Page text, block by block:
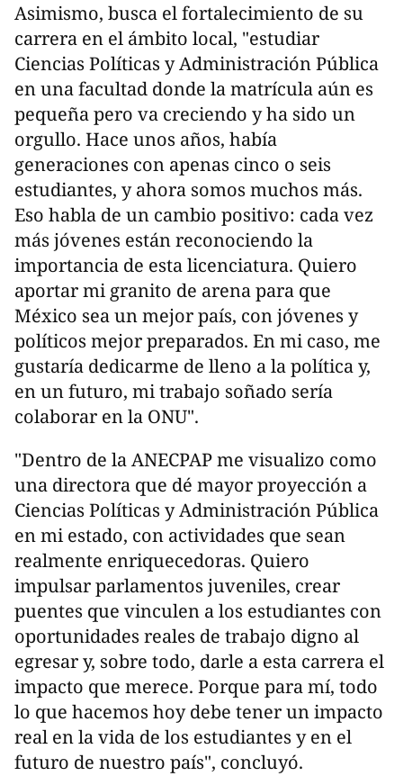
Asimismo, busca el fortalecimiento de su
carrera en el ámbito local, "estudiar
Ciencias Políticas y Administración Pública
en una facultad donde la matrícula aún es
pequeña pero va creciendo y ha sido un
orgullo. Hace unos años, había
generaciones con apenas cinco o seis
estudiantes, y ahora somos muchos más.
Eso habla de un cambio positivo: cada vez
más jóvenes están reconociendo la
importancia de esta licenciatura. Quiero
aportar mi granito de arena para que
México sea un mejor país, con jóvenes y
políticos mejor preparados. En mi caso, me
gustaría dedicarme de lleno a la política y,
en un futuro, mi trabajo soñado sería
colaborar en la ONU".
"Dentro de la ANECPAP me visualizo como
una directora que dé mayor proyección a
Ciencias Políticas y Administración Pública
en mi estado, con actividades que sean
realmente enriquecedoras. Quiero
impulsar parlamentos juveniles, crear
puentes que vinculen a los estudiantes con
oportunidades reales de trabajo digno al
egresar y, sobre todo, darle a esta carrera el
impacto que merece. Porque para mí, todo
lo que hacemos hoy debe tener un impacto
real en la vida de los estudiantes y en el
futuro de nuestro país", concluyó.